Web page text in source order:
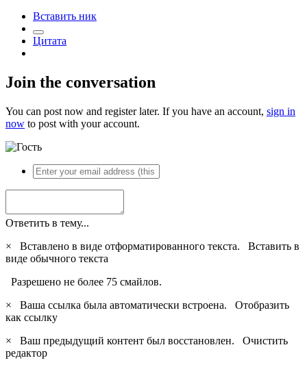
Вставить ник
Цитата
Join the conversation
You can post now and register later. If you have an account, sign in
now to post with your account.
Ответить в тему...
×
Вставлено в виде отформатированного текста. Вставить в
виде обычного текста
Разрешено не более 75 смайлов.
×
Ваша ссылка была автоматически встроена. Отобразить
как ссылку
×
Ваш предыдущий контент был восстановлен. Очистить
редактор